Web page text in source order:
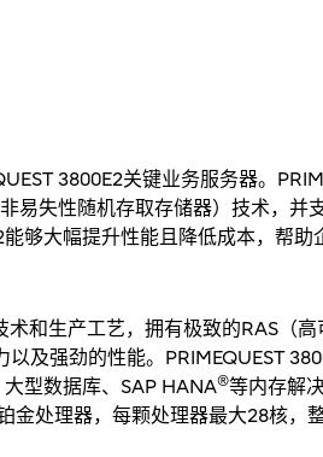
3800E2关键业务服务器。
易失性随机存取存储器）技术，并
够大幅提升性能且降低成本，帮助
和生产工艺，拥有极致的RAS（
及强劲的性能。PRIMEQUEST
型数据库、SAP HANA®等内存解
金处理器，每颗处理器最大28核，